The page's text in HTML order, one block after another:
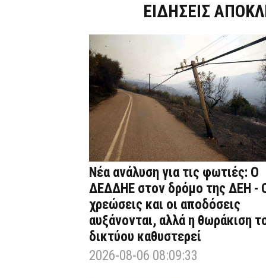
ΕΙΔΗΣΕΙΣ
Νέα ανάλυση για τις φωτιές: Ο
ΔΕΔΔΗΕ στον δρόμο της ΔΕΗ -
χρεώσεις και οι αποδόσεις
αυξάνονται, αλλά η θωράκιση
δικτύου καθυστερεί
2026-08-06 08:09:33